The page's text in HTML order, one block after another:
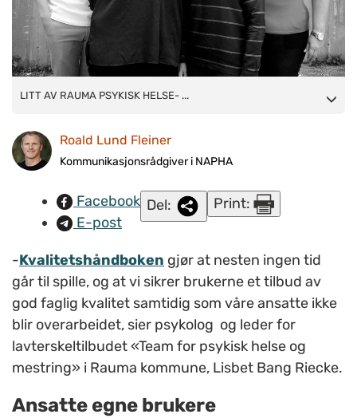
LITT AV RAUMA PSYKISK HELSE- OG MESTRINGSTEAM:
v. Anne Reiten, Lisbet Riecke.
LITT AV RAUMA PSYKISK HELSE- ...
Roald Lund Fleiner
Kommunikasjonsrådgiver i NAPHA
Facebook
E-post
Del: Print:
-Kvalitetshåndboken gjør at nesten ingen tid
går til spille, og at vi sikrer brukerne et tilbud av
god faglig kvalitet samtidig som våre ansatte ikke
blir overarbeidet, sier psykolog og leder for
lavterskeltilbudet «Team for psykisk helse og
mestring» i Rauma kommune, Lisbet Bang Riecke.
Ansatte egne brukere